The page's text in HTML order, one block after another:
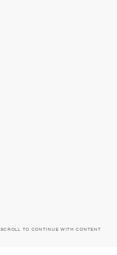
SCROLL TO CONTINUE WITH CONTENT